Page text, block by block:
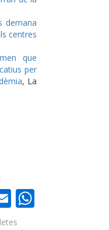
demana
centres
que
per
, La
Email